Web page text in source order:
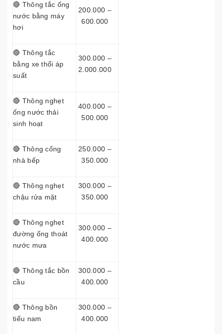
🔴 Thông tắc ống
nước bằng máy
hơi
200.000 –
600.000
🔴 Thông tắc
bằng xe thổi áp
suất
300.000 –
2.000.000
🔴 Thông nghẹt
ống nước thải
sinh hoạt
400.000 –
500.000
🔴 Thông cống
nhà bếp
250.000 –
350.000
🔴 Thông nghẹt
chậu rửa mặt
300.000 –
350.000
🔴 Thông nghẹt
đường ống thoát
nước mưa
300.000 –
400.000
🔴 Thông tắc bồn
cầu
300.000 –
400.000
🔴 Thông bồn
tiểu nam
300.000 –
400.000